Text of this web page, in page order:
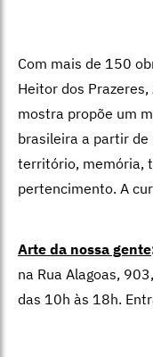
Com mais de 150
Heitor dos
mostra propõe um
brasileira a partir de
território, memória,
pertencimento. A
Arte da nossa gente
na Rua Alagoas,
das 10h às 18h.